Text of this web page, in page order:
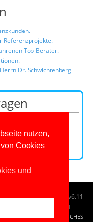
nutzen,
Cookies
und
Referenzprojekte.
Top-Berater.
Dr. Schwichtenberg
Holger Schwichtenberg v6.11
KONTAKT
IMPRESSUM
RECHTLICHES